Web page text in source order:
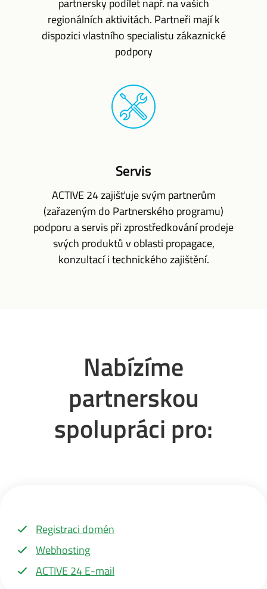
partnersky podílet např. na vašich
regionálních aktivitách. Partneři mají k
dispozici vlastního specialistu zákaznické
podpory
Servis
ACTIVE 24 zajišťuje svým partnerům
(zařazeným do Partnerského programu)
podporu a servis při zprostředkování prodeje
svých produktů v oblasti propagace,
konzultací i technického zajištění.
Nabízíme
partnerskou
spolupráci pro:
Registraci domén
Webhosting
ACTIVE 24 E-mail